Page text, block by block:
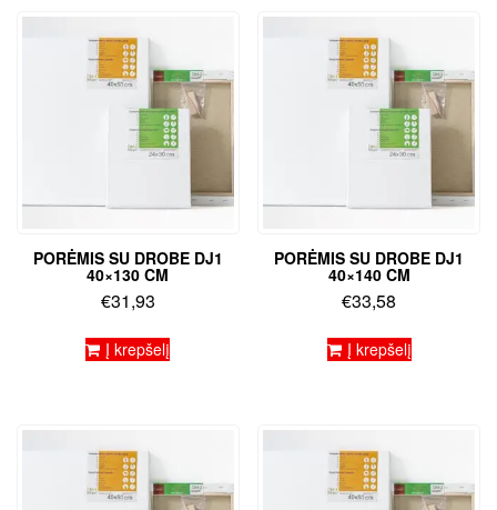
PORĖMIS SU DROBE DJ1
40×130 CM
€31,93
Į krepšelį
PORĖMIS SU DROBE DJ1
40×140 CM
€33,58
Į krepšelį